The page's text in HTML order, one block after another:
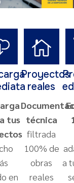
tus
en
Proyectos
reales
técnica
filtrada
100% de
obras
reales
a